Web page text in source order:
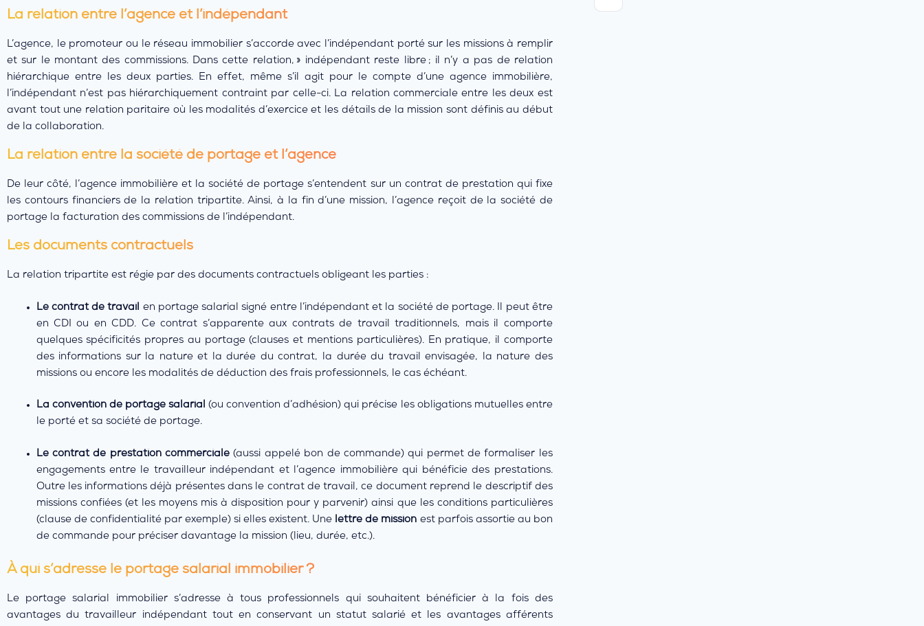
La relation entre l’agence et l’indépendant
L’agence, le promoteur ou le réseau immobilier s’accorde avec l’indépendant porté sur les missions à remplir
et sur le montant des commissions. Dans cette relation, » indépendant reste libre ; il n’y a pas de relation
hiérarchique entre les deux parties. En effet, même s’il agit pour le compte d’une agence immobilière,
l’indépendant n’est pas hiérarchiquement contraint par celle-ci. La relation commerciale entre les deux est
avant tout une relation paritaire où les modalités d’exercice et les détails de la mission sont définis au début
de la collaboration.
La relation entre la société de portage et l’agence
De leur côté, l’agence immobilière et la société de portage s’entendent sur un contrat de prestation qui fixe
les contours financiers de la relation tripartite. Ainsi, à la fin d’une mission, l’agence reçoit de la société de
portage la facturation des commissions de l’indépendant.
Les documents contractuels
La relation tripartite est régie par des documents contractuels obligeant les parties :
Le contrat de travail en portage salarial signé entre l’indépendant et la société de portage. Il peut être
en CDI ou en CDD. Ce contrat s’apparente aux contrats de travail traditionnels, mais il comporte
quelques spécificités propres au portage (clauses et mentions particulières). En pratique, il comporte
des informations sur la nature et la durée du contrat, la durée du travail envisagée, la nature des
missions ou encore les modalités de déduction des frais professionnels, le cas échéant.
La convention de portage salarial (ou convention d’adhésion) qui précise les obligations mutuelles entre
le porté et sa société de portage.
Le contrat de prestation commerciale (aussi appelé bon de commande) qui permet de formaliser les
engagements entre le travailleur indépendant et l’agence immobilière qui bénéficie des prestations.
Outre les informations déjà présentes dans le contrat de travail, ce document reprend le descriptif des
missions confiées (et les moyens mis à disposition pour y parvenir) ainsi que les conditions particulières
(clause de confidentialité par exemple) si elles existent. Une lettre de mission est parfois assortie au bon
de commande pour préciser davantage la mission (lieu, durée, etc.).
À qui s’adresse le portage salarial immobilier ?
Le portage salarial immobilier s’adresse à tous professionnels qui souhaitent bénéficier à la fois des
avantages du travailleur indépendant tout en conservant un statut salarié et les avantages afférents